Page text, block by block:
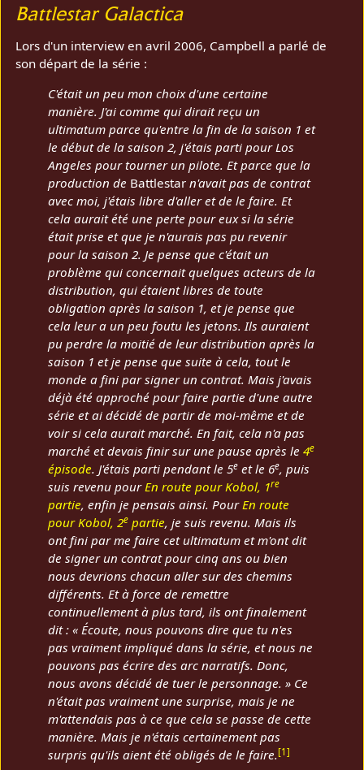
Battlestar Galactica
Lors d'un interview en avril 2006, Campbell a parlé de
son départ de la série :
C'était un peu mon choix d'une certaine
manière. J'ai comme qui dirait reçu un
ultimatum parce qu'entre la fin de la saison 1 et
le début de la saison 2, j'étais parti pour Los
Angeles pour tourner un pilote. Et parce que la
production de Battlestar n'avait pas de contrat
avec moi, j'étais libre d'aller et de le faire. Et
cela aurait été une perte pour eux si la série
était prise et que je n'aurais pas pu revenir
pour la saison 2. Je pense que c'était un
problème qui concernait quelques acteurs de la
distribution, qui étaient libres de toute
obligation après la saison 1, et je pense que
cela leur a un peu foutu les jetons. Ils auraient
pu perdre la moitié de leur distribution après la
saison 1 et je pense que suite à cela, tout le
monde a fini par signer un contrat. Mais j'avais
déjà été approché pour faire partie d'une autre
série et ai décidé de partir de moi-même et de
voir si cela aurait marché. En fait, cela n'a pas
marché et devais finir sur une pause après le4e
épisode. J'étais parti pendant le 5e et le 6e, puis
suis revenu pourEn route pour Kobol, 1re
partie, enfin je pensais ainsi. PourEn route
pour Kobol, 2e partie, je suis revenu. Mais ils
ont fini par me faire cet ultimatum et m'ont dit
de signer un contrat pour cinq ans ou bien
nous devrions chacun aller sur des chemins
différents. Et à force de remettre
continuellement à plus tard, ils ont finalement
dit : « Écoute, nous pouvons dire que tu n'es
pas vraiment impliqué dans la série, et nous ne
pouvons pas écrire des arc narratifs. Donc,
nous avons décidé de tuer le personnage. » Ce
n'était pas vraiment une surprise, mais je ne
m'attendais pas à ce que cela se passe de cette
manière. Mais je n'étais certainement pas
surpris qu'ils aient été obligés de le faire.[1]